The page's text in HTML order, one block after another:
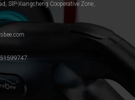
SlP-Xiangcheng Cooperative Zone,